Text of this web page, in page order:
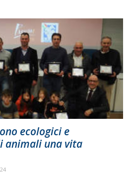
ecologici e
animali una vita